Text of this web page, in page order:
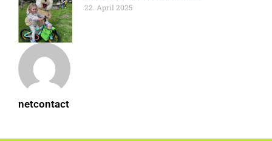
netcontact
22. April 2025